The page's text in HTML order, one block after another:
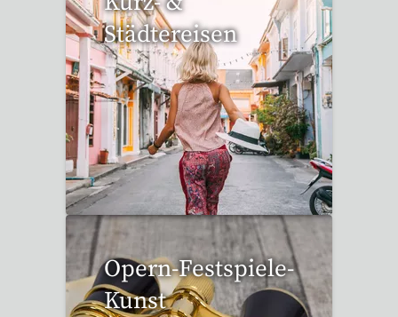
Städtereisen
95 Reisen gefunden
Opern-Festspiele-
Kunst